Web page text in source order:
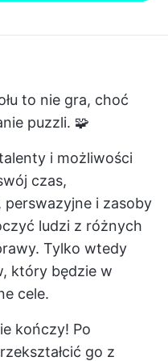
to nie gra, choć
puzzli. 🧩
i możliwości
czas,
i zasoby
ludzi z różnych
Tylko wtedy
który będzie w
cele.
kończy! Po
go z